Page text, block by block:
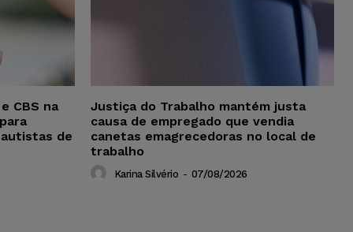
CBS na
de
Justiça do Trabalho mantém justa
causa de empregado que vendia
canetas emagrecedoras no local de
trabalho
Karina Silvério - 07/08/2026